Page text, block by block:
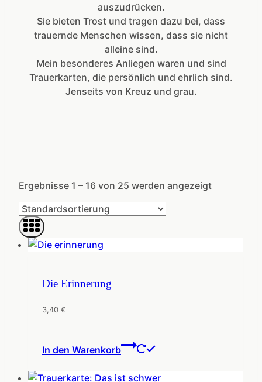
auszudrücken.
Sie bieten Trost und tragen dazu bei, dass
trauernde Menschen wissen, dass sie nicht
alleine sind.
Mein besonderes Anliegen waren und sind
Trauerkarten, die persönlich und ehrlich sind.
Jenseits von Kreuz und grau.
Ergebnisse 1 – 16 von 25 werden angezeigt
Die Erinnerung
3,40 €
In den Warenkorb